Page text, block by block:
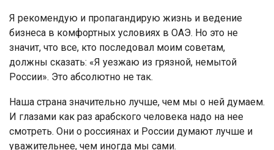
Я рекомендую и пропагандирую жизнь и ведение
бизнеса в комфортных условиях в ОАЭ. Но это не
значит, что все, кто последовал моим советам,
должны сказать: «Я уезжаю из грязной, немытой
России». Это абсолютно не так.
Наша страна значительно лучше, чем мы о ней думаем.
И глазами как раз арабского человека надо на нее
смотреть. Они о россиянах и России думают лучше и
уважительнее, чем иногда мы сами.